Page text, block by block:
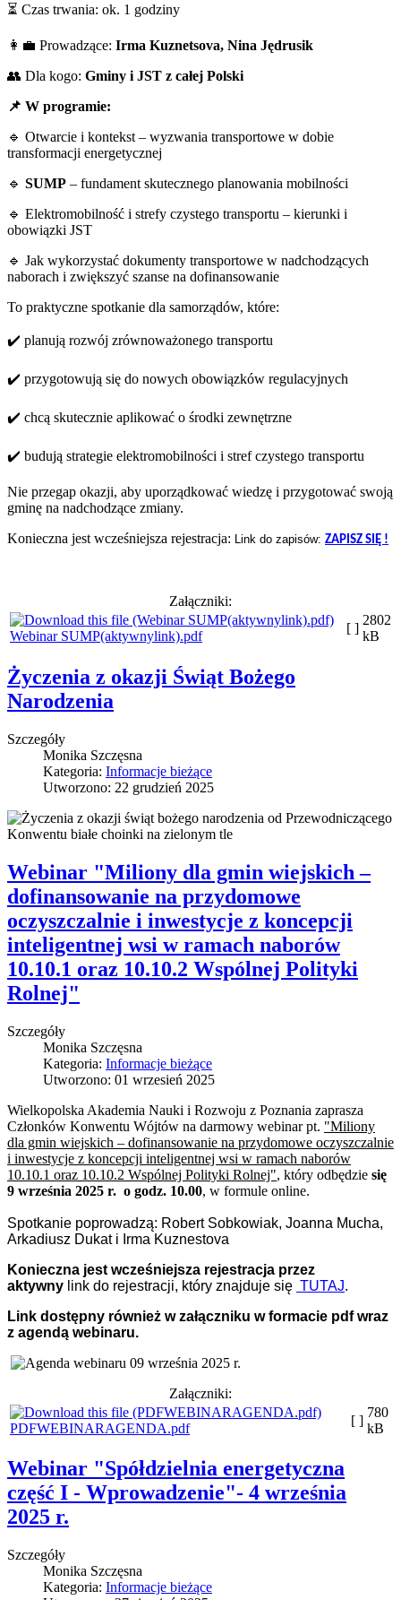
⏳ Czas trwania: ok. 1 godziny
👩‍💼 Prowadzące: Irma Kuznetsova, Nina Jędrusik
👥 Dla kogo: Gminy i JST z całej Polski
📌 W programie:
🔹 Otwarcie i kontekst – wyzwania transportowe w dobie
transformacji energetycznej
🔹 SUMP – fundament skutecznego planowania mobilności
🔹 Elektromobilność i strefy czystego transportu – kierunki i
obowiązki JST
🔹 Jak wykorzystać dokumenty transportowe w nadchodzących
naborach i zwiększyć szanse na dofinansowanie
To praktyczne spotkanie dla samorządów, które:
✔️ planują rozwój zrównoważonego transportu
✔️ przygotowują się do nowych obowiązków regulacyjnych
✔️ chcą skutecznie aplikować o środki zewnętrzne
✔️ budują strategie elektromobilności i stref czystego transportu
Nie przegap okazji, aby uporządkować wiedzę i przygotować swoją
gminę na nadchodzące zmiany.
Konieczna jest wcześniejsza rejestracja:
Link do zapisów: ZAPISZ SIĘ !
Załączniki:
Webinar SUMP(aktywnylink).pdf
[ ]
2802
kB
Życzenia z okazji Świąt Bożego
Narodzenia
Szczegóły
Monika Szczęsna
Kategoria: Informacje bieżące
Utworzono: 22 grudzień 2025
Webinar "Miliony dla gmin wiejskich –
dofinansowanie na przydomowe
oczyszczalnie i inwestycje z koncepcji
inteligentnej wsi w ramach naborów
10.10.1 oraz 10.10.2 Wspólnej Polityki
Rolnej"
Szczegóły
Monika Szczęsna
Kategoria: Informacje bieżące
Utworzono: 01 wrzesień 2025
Wielkopolska Akademia Nauki i Rozwoju z Poznania zaprasza
Członków Konwentu Wójtów na darmowy webinar pt. "Miliony
dla gmin wiejskich – dofinansowanie na przydomowe oczyszczalnie
i inwestycje z koncepcji inteligentnej wsi w ramach naborów
10.10.1 oraz 10.10.2 Wspólnej Polityki Rolnej", który odbędzie się
9 września 2025 r. o godz. 10.00, w formule online.
Spotkanie poprowadzą: Robert Sobkowiak, Joanna Mucha,
Arkadiusz Dukat i Irma Kuznestova
Konieczna jest wcześniejsza rejestracja przez
aktywny link do rejestracji, który znajduje się TUTAJ.
Link dostępny również w załączniku w formacie pdf wraz
z agendą webinaru.
Załączniki:
PDFWEBINARAGENDA.pdf
[ ]
780
kB
Webinar "Spółdzielnia energetyczna
część I - Wprowadzenie"- 4 września
2025 r.
Szczegóły
Monika Szczęsna
Kategoria: Informacje bieżące